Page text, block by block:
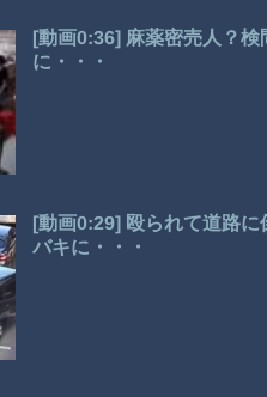
[動画0:36] 麻薬密売人？
に・・・
[動画0:29] 殴られて道路
バキに・・・